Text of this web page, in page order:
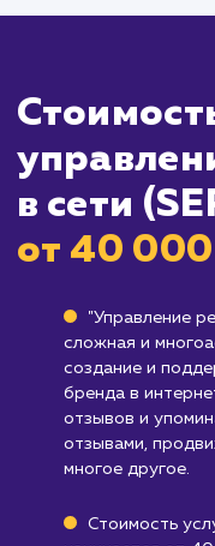
Новым
бренд еще не
управление
Бизнесам
активности:
управление